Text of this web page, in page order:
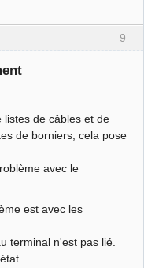
9
listes de câbles et de
de borniers, cela pose
avec le
est avec les
terminal n'est pas lié.